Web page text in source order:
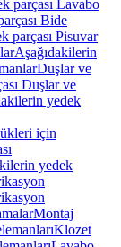
parçası Lavabo
Bide
parçası Pisuvar
Aşağıdakilerin
Duşlar ve
Duşlar ve
yedek
için
yedek
Montaj
Klozet